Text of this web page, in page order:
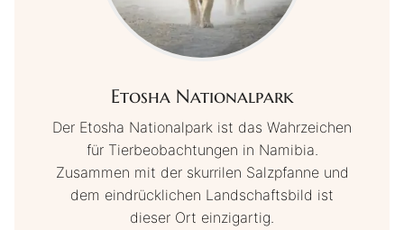
Etosha Nationalpark
Der Etosha Nationalpark ist das Wahrzeichen
für Tierbeobachtungen in Namibia.
Zusammen mit der skurrilen Salzpfanne und
dem eindrücklichen Landschaftsbild ist
dieser Ort einzigartig.